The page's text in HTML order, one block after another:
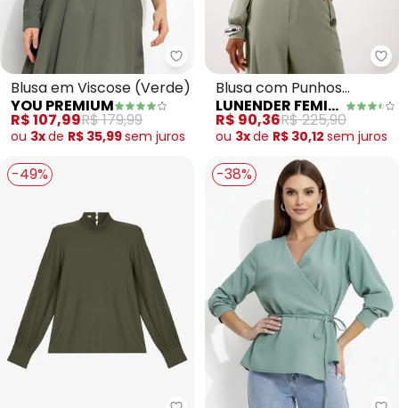
You Premium - Blusa em
Blusa em Viscose (Verde)
YOU PREMIUM
R$ 107,99R$ 179,99
ou 3xde R$ 35,99sem juros
Blusa com Punhos
Ajustados e Amarração
(Verde)
LUNENDER FEMININA
R$ 90,36R$ 225,90
ou 3xde R$ 30,12 sem juros
-49% -38%